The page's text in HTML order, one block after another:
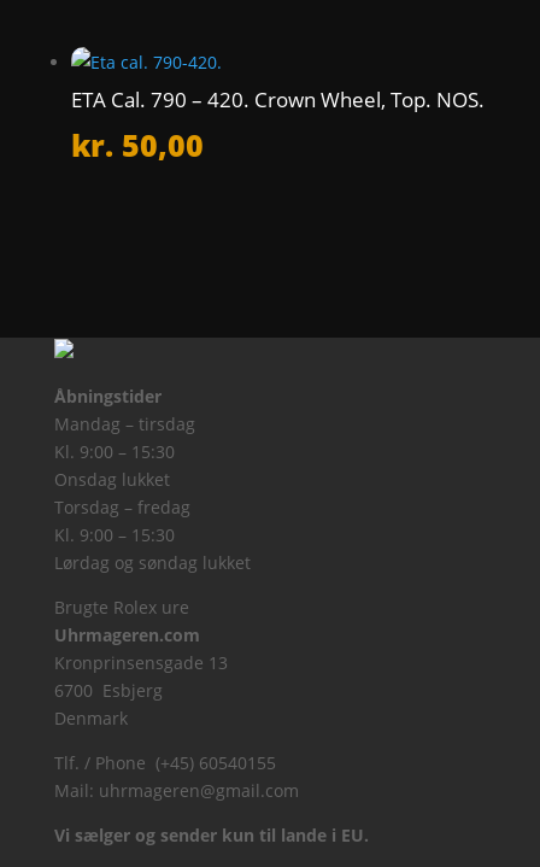
ETA Cal. 790 – 420. Crown Wheel, Top. NOS.
kr. 50,00
Åbningstider
Mandag – tirsdag
Kl. 9:00 – 15:30
Onsdag lukket
Torsdag – fredag
Kl. 9:00 – 15:30
Lørdag og søndag lukket
Brugte Rolex ure
Uhrmageren.com
Kronprinsensgade 13
6700 Esbjerg
Denmark
Tlf. / Phone (+45) 60540155
Mail: uhrmageren@gmail.com
Vi sælger og sender kun til lande i EU.